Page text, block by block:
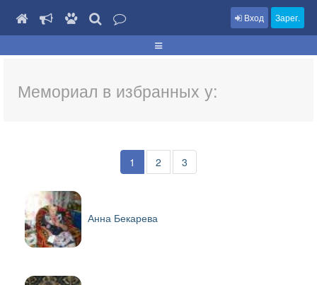
Вход Зарег.
Мемориал в избранных у:
1 2 3
Анна Бекарева